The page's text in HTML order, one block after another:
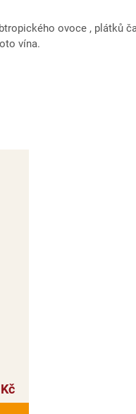
ovoce , plátků
vína.